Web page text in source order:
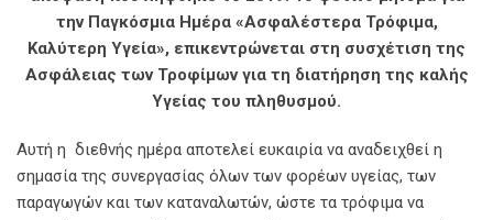
την Παγκόσμια Ημέρα «Ασφαλέστερα Τρόφιμα,
Καλύτερη Υγεία», επικεντρώνεται στη συσχέτιση της
Ασφάλειας των Τροφίμων για τη διατήρηση της καλής
Υγείας του πληθυσμού.
Αυτή η διεθνής ημέρα αποτελεί ευκαιρία να αναδειχθεί η
σημασία της συνεργασίας όλων των φορέων υγείας, των
παραγωγών και των καταναλωτών, ώστε τα τρόφιμα να